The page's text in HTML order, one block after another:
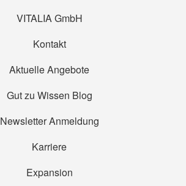
VITALIA GmbH
Kontakt
Aktuelle Angebote
Gut zu Wissen Blog
Newsletter Anmeldung
Karriere
Expansion